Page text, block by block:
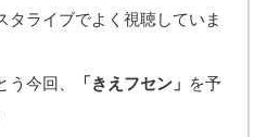
タライブでよく視聴していま
う今回、
「きえフセン」 を予